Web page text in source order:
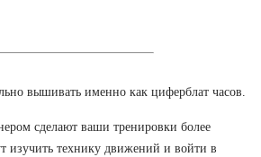
вышивать именно как циферблат часов.
сделают ваши тренировки более
изучить технику движений и войти в